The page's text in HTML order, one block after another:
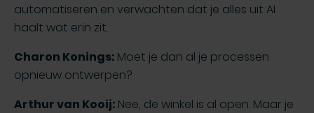
automatiseren en verwachten dat je alles uit AI
haalt wat erin zit.
Charon Konings: Moet je dan al je processen
opnieuw ontwerpen?
Arthur van Kooij: Nee, de winkel is al open. Maar je